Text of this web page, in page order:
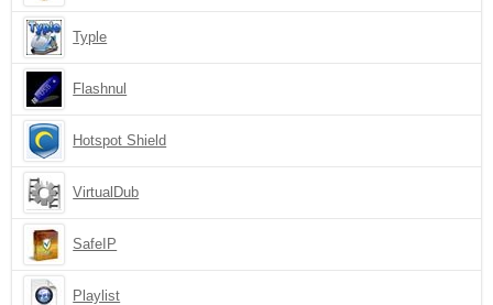
Typle
Flashnul
Hotspot Shield
VirtualDub
SafeIP
Playlist